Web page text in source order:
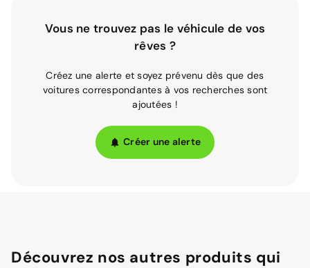
Vous ne trouvez pas le véhicule de vos
rêves ?
Créez une alerte et soyez prévenu dès que des
voitures correspondantes à vos recherches sont
ajoutées !
Créer une alerte
Découvrez nos autres produits qui